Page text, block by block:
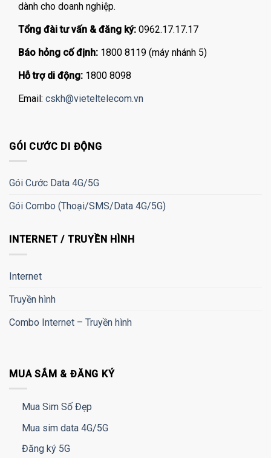
dành cho doanh nghiệp.
Tổng đài tư vấn & đăng ký: 0962.17.17.17
Báo hỏng cố định: 1800 8119 (máy nhánh 5)
Hỗ trợ di động: 1800 8098
Email: cskh@vieteltelecom.vn
GÓI CƯỚC DI ĐỘNG
Gói Cước Data 4G/5G
Gói Combo (Thoại/SMS/Data 4G/5G)
INTERNET / TRUYỀN HÌNH
Internet
Truyền hình
Combo Internet – Truyền hình
MUA SẮM & ĐĂNG KÝ
Mua Sim Số Đẹp
Mua sim data 4G/5G
Đăng ký 5G